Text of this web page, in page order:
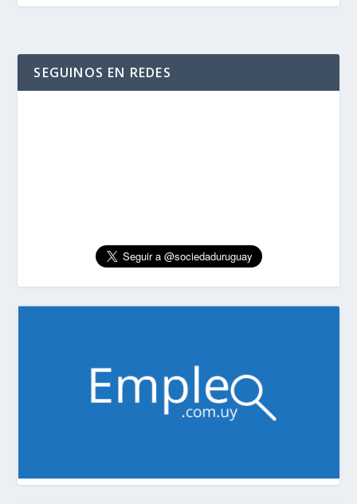
SEGUINOS EN REDES